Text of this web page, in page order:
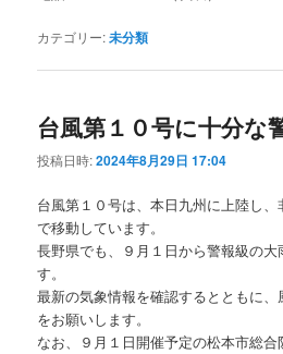
カテゴリー:未分類
台風第１０号に十分な
投稿日時:2024年8月29日 17:04
台風第１０号は、本日九州に上陸し
で移動しています。
長野県でも、９月１日から警報級の大
す。
最新の気象情報を確認するとともに、
をお願いします。
なお、９月１日開催予定の松本市総合